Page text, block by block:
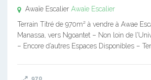
Awaïe Escalier Awaïe Escalier
Terrain Titré de 970m² à vendre à Awae
Manassa, vers Ngoantet – Non loin de
– Encore d’autres Espaces Disponibles –